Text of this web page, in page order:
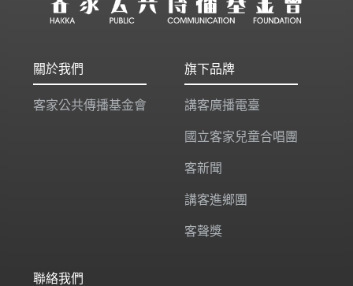
關於我們
客家公共傳播基金會
旗下品牌
講客廣播電臺
國立客家兒童合唱團
客新聞
講客進鄉團
客聲獎
聯絡我們